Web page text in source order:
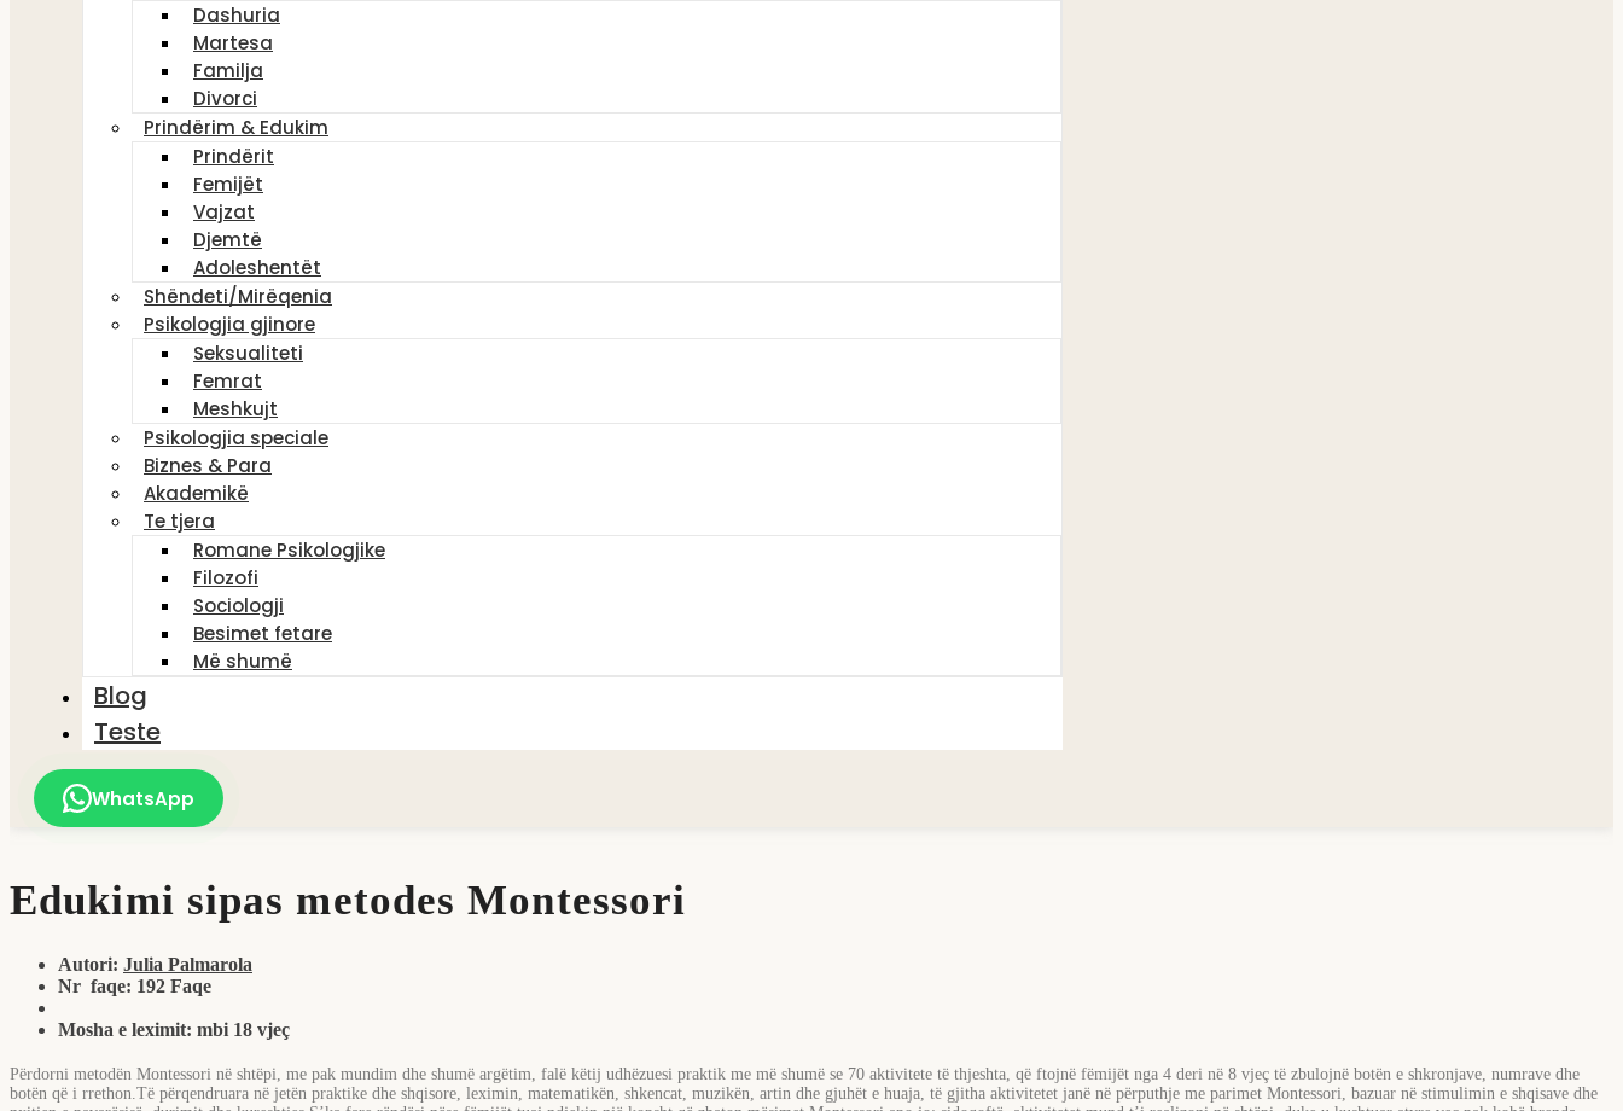
Dashuria
Martesa
Familja
Divorci
Prindërim & Edukim
Prindërit
Femijët
Vajzat
Djemtë
Adoleshentët
Shëndeti/Mirëqenia
Psikologjia gjinore
Seksualiteti
Femrat
Meshkujt
Psikologjia speciale
Biznes & Para
Akademikë
Te tjera
Romane Psikologjike
Filozofi
Sociologji
Besimet fetare
Më shumë
Blog
Teste
WhatsApp
Edukimi sipas metodes Montessori
Autori: Julia Palmarola
Nr faqe: 192 Faqe
Mosha e leximit: mbi 18 vjeç
Përdorni metodën Montessori në shtëpi, me pak mundim dhe shumë argëtim, falë këtij udhëzuesi praktik me më shumë se 70 aktivitete të thjeshta, që ftojnë fëmijët nga 4 deri në 8 vjeç të zbulojnë botën e shkronjave, numrave dhe
botën që i rrethon.Të përqendruara në jetën praktike dhe shqisore, leximin, matematikën, shkencat, muzikën, artin dhe gjuhët e huaja, të gjitha aktivitetet janë në përputhje me parimet Montessori, bazuar në stimulimin e shqisave dhe